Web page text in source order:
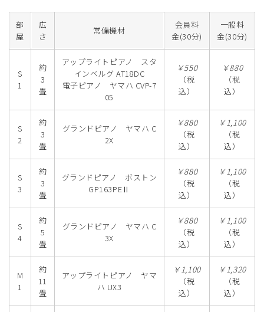
部
屋
広
さ
常備機材
会員料
金(30分)
一般料
金(30分)
S
1
約
3
畳
アップライトピアノ スタ
インベルグ AT18DC
電子ピアノ ヤマハ CVP-7
05
￥550
（税
込）
￥880
（税
込）
S
2
約
3
畳
グランドピアノ ヤマハ C
2X
￥880
（税
込）
￥1,100
（税
込）
S
3
約
3
畳
グランドピアノ ボストン
GP163PEⅡ
￥880
（税
込）
￥1,100
（税
込）
S
4
約
5
畳
グランドピアノ ヤマハ C
3X
￥880
（税
込）
￥1,100
（税
込）
M
1
約
11
畳
アップライトピアノ ヤマ
ハ UX3
￥1,100
（税
込）
￥1,320
（税
込）